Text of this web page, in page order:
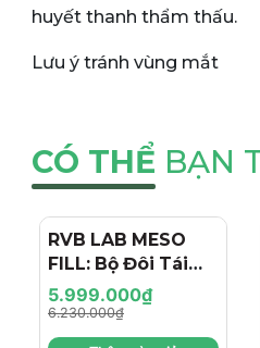
huyết thanh thẩm thấu.
Lưu ý tránh vùng mắt
CÓ THỂ BẠN
- 4%
RVB LAB MESO
FILL: Bộ Đôi Tái
Tạo & Nâng Cơ
Chuyên Sâu - Hiệu
Ứng "Filler + Botox
5.999.000₫
6.230.000₫